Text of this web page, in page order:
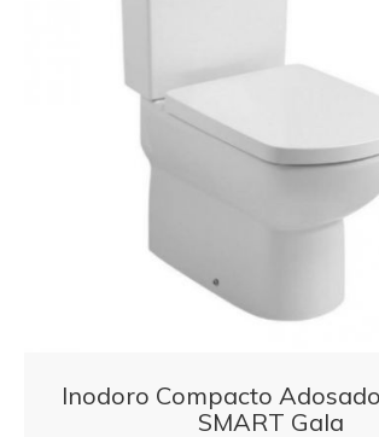
Inodoro Compacto
SMART Gala